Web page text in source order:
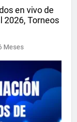
en vivo de
2026, Torneos
Meses